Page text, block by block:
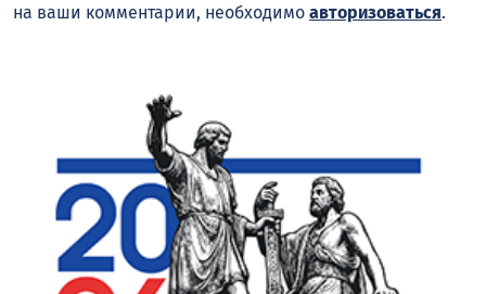
на ваши комментарии, необходимо авторизоваться.